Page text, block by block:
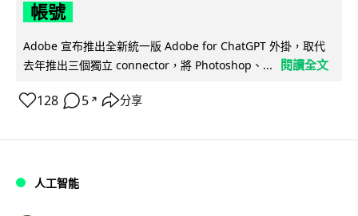
帳號
Adobe 宣布推出全新統一版 Adobe for ChatGPT 外掛，取代
去年推出三個獨立 connector，將 Photoshop、...
閱讀全文
128 5 ↗ 分享
人工智能